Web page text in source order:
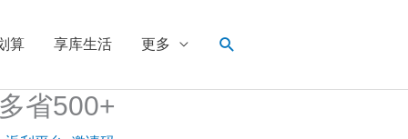
算 享库生活 更多
搜
省500+